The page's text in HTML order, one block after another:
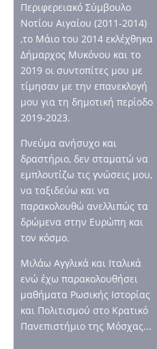
Περιφερειακό Σύμβουλο
Νοτίου Αιγαίου (2011-2014)
,το Μάιο του 2014 εκλέχθηκα
Δήμαρχος Μυκόνου και το
2019 οι συντοπίτες μου με
τίμησαν με την επανεκλογή
μου για τη δημοτική περίοδο
2019-2023.
Πνεύμα ανήσυχο και
δραστήριο, δεν σταματώ να
εμπλουτίζω τις γνώσεις μου,
να ταξιδεύω και να
παρακολουθώ ανελλιπώς τα
δρώμενα στην Ευρώπη και
τον κόσμο.
Μιλάω Αγγλικά και Ιταλικά
ενώ έχω παρακολουθήσει
μαθήματα Ρωσικής Ιστορίας
και Πολιτισμού στο Κρατικό
Πανεπιστήμιο της Μόσχας...